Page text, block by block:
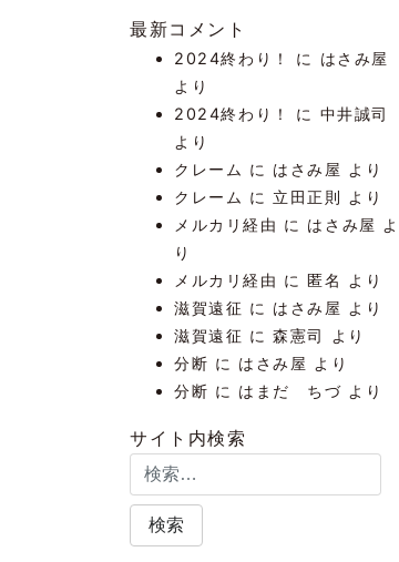
最新コメント
2024終わり！ に はさみ屋
より
2024終わり！
に 中井誠司
より
クレーム に はさみ屋 より
クレーム に 立田正則 より
メルカリ経由 に はさみ屋 よ
り
メルカリ経由 に匿名
より
滋賀遠征 に はさみ屋 より
滋賀遠征 に森憲司
より
分断 に はさみ屋 より
分断 に はまだ ちづ より
サイト内検索